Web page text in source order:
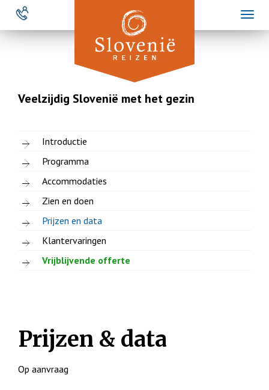
Overslaan
naar
Veelzijdig Slovenië met het gezin
Introductie
Programma
Accommodaties
Zien en doen
Prijzen en data
Klantervaringen
Vrijblijvende offerte
Prijzen & data
Op aanvraag